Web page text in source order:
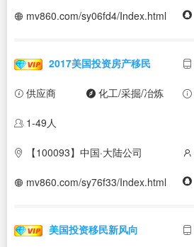
mv860.com/sy06fd4/Index.html
2017美国投资房产移民
供应商 化工/采掘/冶炼
1-49人
【100093】中国·大陆公司
mv860.com/sy76f33/Index.html
美国投资移民新风向